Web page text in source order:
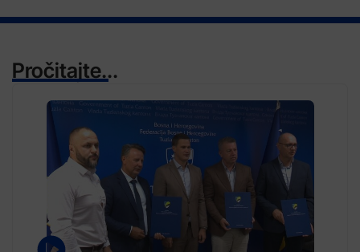
Pročitajte...